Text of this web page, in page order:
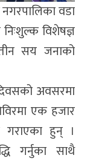
वडा
विशेषज्ञ
सय जनाको
अवसरमा
एक हजार
हुन् ।
गर्नुका साथै